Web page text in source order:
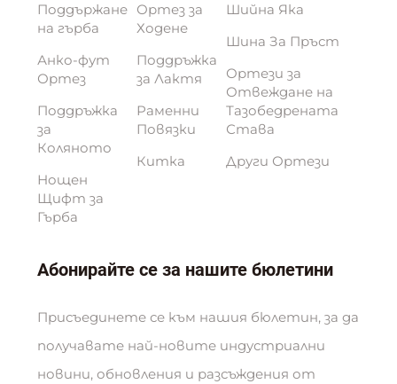
Поддържане
на гърба
Анко-фут
Ортез
Поддръжка
за
Коляното
Нощен
Щифт за
Гърба
Ортез за
Ходене
Поддръжка
за Лактя
Раменни
Повязки
Китка
Шийна Яка
Шинa За Пръст
Ортези за
Отвеждане на
Тазобедрената
Става
Други Ортези
Абонирайте се за нашите бюлетини
Присъединете се към нашия бюлетин, за да
получавате най-новите индустриални
новини, обновления и разсъждения от